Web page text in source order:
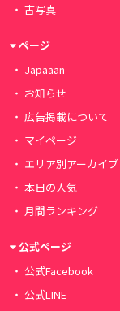
古写真
ページ
Japaaan
お知らせ
広告掲載について
マイページ
エリア別アーカイブ
本日の人気
月間ランキング
公式ページ
公式Facebook
公式LINE